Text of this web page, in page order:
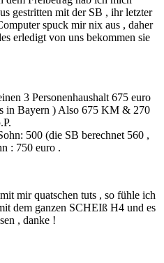
gestritten mit der SB , ihr letzter
spuck mir nix aus , daher
erledigt von uns bekommen sie
3 Personenhaushalt 675 euro
in Bayern ) Also 675 KM & 270
500 (die SB berechnet 560 ,
: 750 euro .
mir quatschen tuts , so fühle ich
dem ganzen SCHEIß H4 und es
, danke !